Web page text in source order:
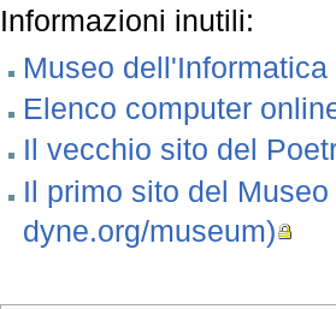
Informazioni inutili:
Museo
Elenco computer
Il vecchio sito del
Il primo sito del
dyne.org/museum)